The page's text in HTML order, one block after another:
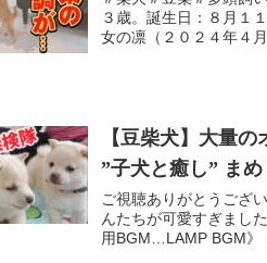
３歳。誕生日：８月１
女の凛（２０２４年４
【豆柴犬】大量
”子犬と癒し” ま
ご視聴ありがとうござ
んたちが可愛すぎまし
用BGM…LAMP BGM》